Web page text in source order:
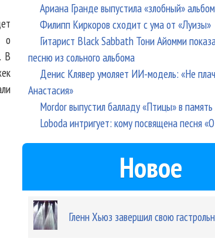
о
В
Ариана Гранде выпустила «злобный»
Филипп Киркоров сходит с ума от «Луизы»
Гитарист Black Sabbath Тони Айомми
песню из сольного альбома
Денис Клявер умоляет ИИ-модель: «Не
Анастасия»
Mordor выпустил балладу «Птицы» в
Loboda интригует: кому посвящена песня
Новое
Гленн Хьюз завершил свою